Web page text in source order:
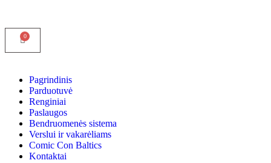
Pagrindinis
Parduotuvė
Renginiai
Paslaugos
Bendruomenės sistema
Verslui ir vakarėliams
Comic Con Baltics
Kontaktai